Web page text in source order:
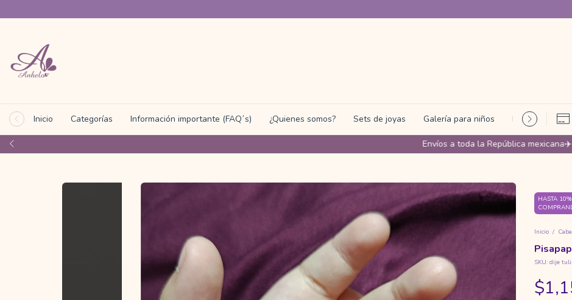
Envíos a toda la República mexicana✈️
Inicio Categorías Información importante (FAQ´s) ¿Quienes somos? Sets de joyas Galería para niños Programa de
HASTA
Inicio /
SKU: dije